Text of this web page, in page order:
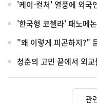
'케이-컬처' 열풍에 외
'한국형 코첼라' 패노메
"왜 이렇게 피곤하지?"
청춘의 고민 끝에서 외교를
관